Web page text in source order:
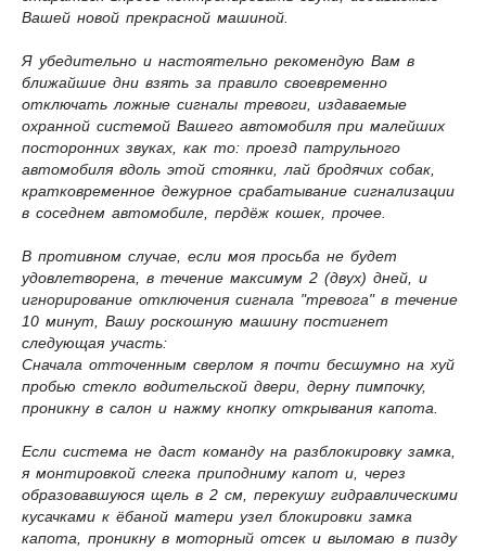
Вашей новой прекрасной машиной.
Я убедительно и настоятельно рекомендую Вам в
ближайшие дни взять за правило своевременно
отключать ложные сигналы тревоги, издаваемые
охранной системой Вашего автомобиля при малейших
посторонних звуках, как то: проезд патрульного
автомобиля вдоль этой стоянки, лай бродячих собак,
кратковременное дежурное срабатывание сигнализации
в соседнем автомобиле, пердёж кошек, прочее.
В противном случае, если моя просьба не будет
удовлетворена, в течение максимум 2 (двух) дней, и
игнорирование отключения сигнала "тревога" в течение
10 минут, Вашу роскошную машину постигнет
следующая участь:
Сначала отточенным сверлом я почти бесшумно на хуй
пробью стекло водительской двери, дерну пимпочку,
проникну в салон и нажму кнопку открывания капота.
Если система не даст команду на разблокировку замка,
я монтировкой слегка приподниму капот и, через
образовавшуюся щель в 2 см, перекушу гидравлическими
кусачками к ёбаной матери узел блокировки замка
капота, проникну в моторный отсек и выломаю в пизду